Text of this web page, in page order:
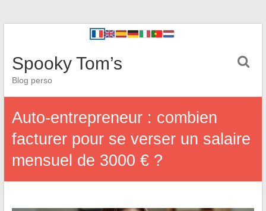
Spooky Tom’s
Blog perso
Auto-entrepreneur : combien
facturer pour se verser un salaire
mensuel de 3000 € ?